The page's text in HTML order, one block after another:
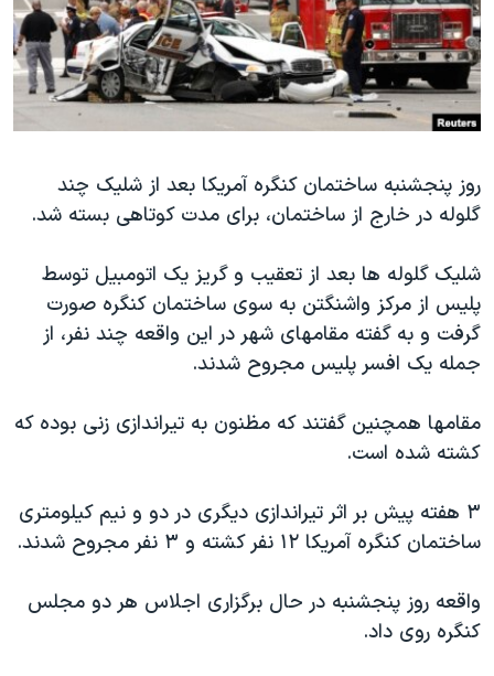
فرهنگ و زندگی
حقوق شهروندی
اقتصادی
اسرائیل در جنگ
گالری عکس
مستندها
انتخابات ریاست جمهوری آمریکا ۲۰۲۴
حمله جمهوری اسلامی به اسرائیل
ورزش زنان در ایران
اعتراضات زن، زندگی، آزادی
تریبونال مردمی آبان ۹۸
دادگاه حمید نوری
چهل سال گروگان‌گیری
قانون شفافیت دارائی کادر رهبری ایران
اعتراضات مردمی آبان ۹۸
نرگس محمدی برنده جایزه نوبل صلح
صفحه‌های ویژه
دنبال کنید
زبانهای مختلف
روز پنجشنبه ساختمان کنگره آمریکا بعد از شلیک چند
گلوله در خارج از ساختمان، برای مدت کوتاهی بسته شد.
شلیک گلوله ها بعد از تعقیب و گریز یک اتومبیل توسط
پلیس از مرکز واشنگتن به سوی ساختمان کنگره صورت
گرفت و به گفته مقامهای شهر در این واقعه چند نفر، از
جمله یک افسر پلیس مجروح شدند.
مقامها همچنین گفتند که مظنون به تیراندازی زنی بوده که
کشته شده است.
۳ هفته پیش بر اثر تیراندازی دیگری در دو و نیم کیلومتری
ساختمان کنگره آمریکا ۱۲ نفر کشته و ۳ نفر مجروح شدند.
واقعه روز پنجشنبه در حال برگزاری اجلاس هر دو مجلس
کنگره روی داد.